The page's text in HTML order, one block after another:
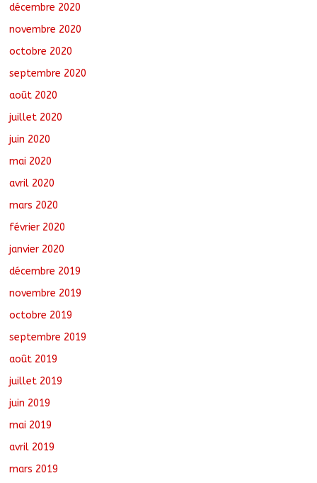
décembre 2020
novembre 2020
octobre 2020
septembre 2020
août 2020
juillet 2020
juin 2020
mai 2020
avril 2020
mars 2020
février 2020
janvier 2020
décembre 2019
novembre 2019
octobre 2019
septembre 2019
août 2019
juillet 2019
juin 2019
mai 2019
avril 2019
mars 2019